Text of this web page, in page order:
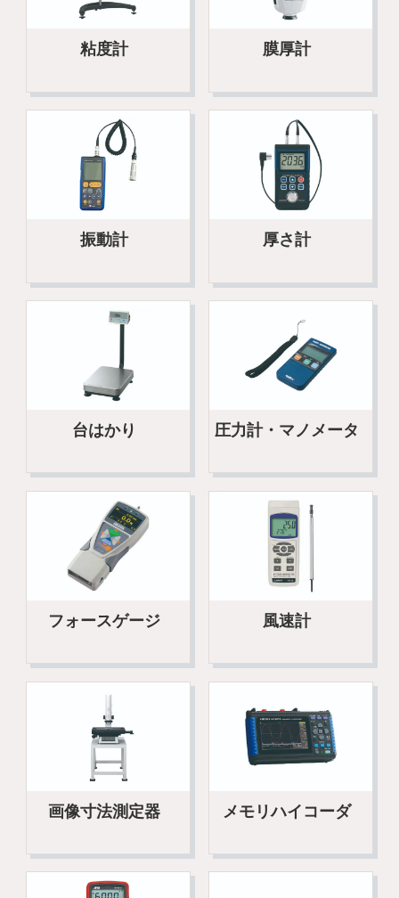
粘度計 膜厚計
振動計 厚さ計
台はかり 圧力計・マノメータ
フォースゲージ 風速計
画像寸法測定器 メモリハイコーダ